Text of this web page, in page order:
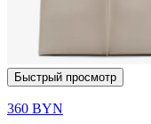
Быстрый просмотр
360 BYN